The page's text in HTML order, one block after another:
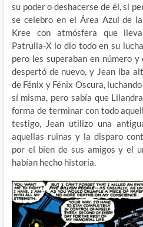
su poder o deshacerse de él, si
se celebro en el Área Azul de
Kree con atmósfera que
Patrulla-X lo dio todo en su
pero les superaban en número y
despertó de nuevo, y Jean iba
de Fénix y Fénix Oscura,
sí misma, pero sabía que
forma de terminar con todo
testigo, Jean utilizo una
aquellas ruinas y la disparo
por el bien de sus amigos y el
habían hecho historia.